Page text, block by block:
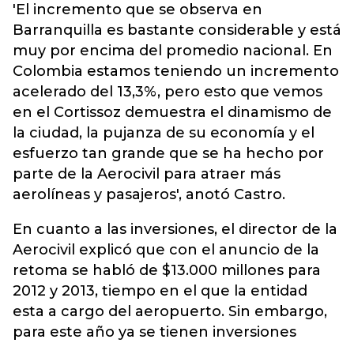
'El incremento que se observa en
Barranquilla es bastante considerable y está
muy por encima del promedio nacional. En
Colombia estamos teniendo un incremento
acelerado del 13,3%, pero esto que vemos
en el Cortissoz demuestra el dinamismo de
la ciudad, la pujanza de su economía y el
esfuerzo tan grande que se ha hecho por
parte de la Aerocivil para atraer más
aerolíneas y pasajeros', anotó Castro.
En cuanto a las inversiones, el director de la
Aerocivil explicó que con el anuncio de la
retoma se habló de $13.000 millones para
2012 y 2013, tiempo en el que la entidad
esta a cargo del aeropuerto. Sin embargo,
para este año ya se tienen inversiones